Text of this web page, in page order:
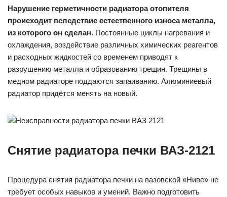
Нарушение герметичности радиатора отопителя
происходит вследствие естественного износа металла,
из которого он сделан. Постоянные циклы нагревания и
охлаждения, воздействие различных химических реагентов
и расходных жидкостей со временем приводят к
разрушению металла и образованию трещин. Трещины в
медном радиаторе поддаются запаиванию. Алюминиевый
радиатор придётся менять на новый.
Снятие радиатора печки ВАЗ-2121
Процедура снятия радиатора печки на вазовской «Ниве» не
требует особых навыков и умений. Важно подготовить